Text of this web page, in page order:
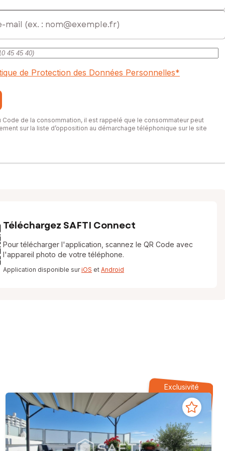
de Protection des Données Personnelles*
Code de la consommation, il est rappelé que le consommateur peut
sur la liste d’opposition au démarchage téléphonique sur le site
Téléchargez SAFTI Connect
Pour télécharger l'application, scannez le QR Code avec
l'appareil photo de votre téléphone.
Application disponible suriOS et Android
Exclusivité